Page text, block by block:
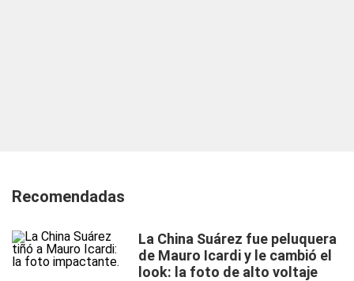
Recomendadas
La China Suárez fue peluquera
de Mauro Icardi y le cambió el
look: la foto de alto voltaje